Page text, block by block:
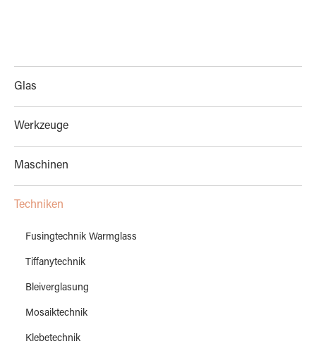
Glas
Werkzeuge
Maschinen
Techniken
Fusingtechnik Warmglass
Tiffanytechnik
Bleiverglasung
Mosaiktechnik
Klebetechnik